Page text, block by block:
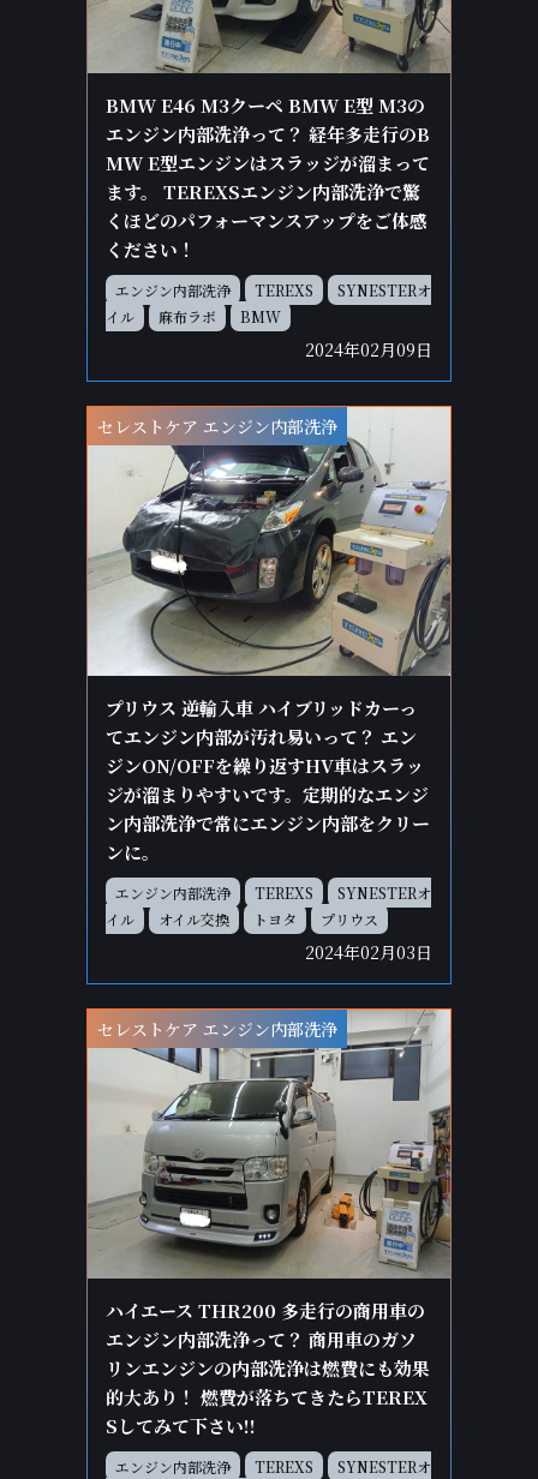
BMW E46 M3クーペ BMW E型 M3の
エンジン内部洗浄って？ 経年多走行のB
MW E型エンジンはスラッジが溜まって
ます。 TEREXSエンジン内部洗浄で驚
くほどのパフォーマンスアップをご体感
ください！
エンジン内部洗浄 TEREXS
SYNESTERオ
イル
麻布ラボ BMW
2024年02月09日
セレストケア エンジン内部洗浄
プリウス 逆輸入車 ハイブリッドカーっ
てエンジン内部が汚れ易いって？ エン
ジンON/OFFを繰り返すHV車はスラッ
ジが溜まりやすいです。定期的なエンジ
ン内部洗浄で常にエンジン内部をクリー
ンに。
エンジン内部洗浄 TEREXS
SYNESTERオ
イル
オイル交換 トヨタ プリウス
2024年02月03日
セレストケア エンジン内部洗浄
ハイエース THR200 多走行の商用車の
エンジン内部洗浄って？ 商用車のガソ
リンエンジンの内部洗浄は燃費にも効果
的大あり！ 燃費が落ちてきたらTEREX
Sしてみて下さい!!
エンジン内部洗浄 TEREXS
SYNESTERオ